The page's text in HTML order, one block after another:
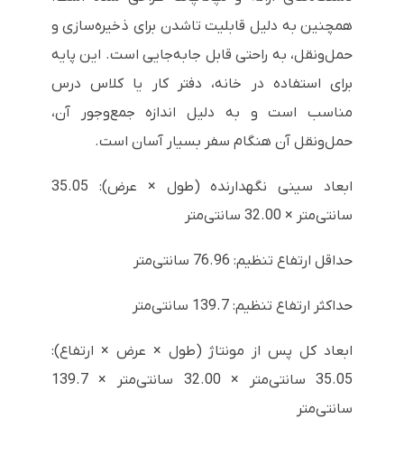
همچنین به دلیل قابلیت تاشدن برای ذخیره‌سازی و
حمل‌ونقل، به راحتی قابل جابه‌جایی است. این پایه
برای استفاده در خانه، دفتر کار یا کلاس درس
مناسب است و به دلیل اندازه جمع‌وجور آن،
حمل‌ونقل آن هنگام سفر بسیار آسان است.
ابعاد سینی نگهدارنده (طول × عرض): 35.05
سانتی‌متر × 32.00 سانتی‌متر
حداقل ارتفاع تنظیم: 76.96 سانتی‌متر
حداکثر ارتفاع تنظیم: 139.7 سانتی‌متر
ابعاد کل پس از مونتاژ (طول × عرض × ارتفاع):
35.05 سانتی‌متر × 32.00 سانتی‌متر × 139.7
سانتی‌متر ​